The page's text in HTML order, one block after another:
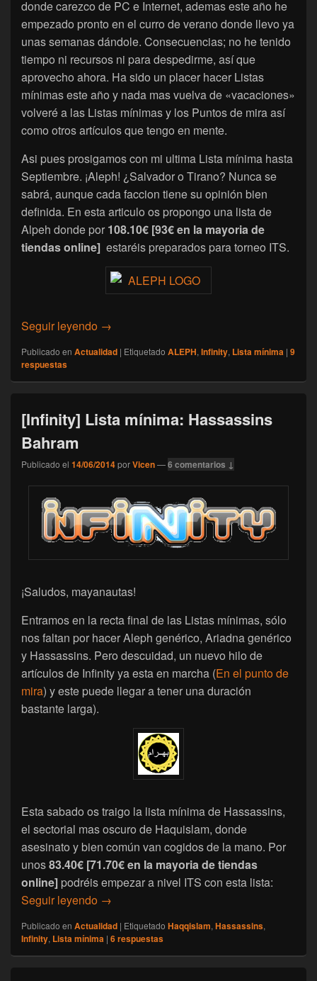
donde carezco de PC e Internet, ademas este año he
empezado pronto en el curro de verano donde llevo ya
unas semanas dándole. Consecuencias; no he tenido
tiempo ni recursos ni para despedirme, así que
aprovecho ahora. Ha sido un placer hacer Listas
mínimas este año y nada mas vuelva de «vacaciones»
volveré a las Listas mínimas y los Puntos de mira así
como otros artículos que tengo en mente.
Asi pues prosigamos con mi ultima Lista mínima hasta
Septiembre. ¡Aleph! ¿Salvador o Tirano? Nunca se
sabrá, aunque cada faccion tiene su opinión bien
definida. En esta articulo os propongo una lista de
Alpeh donde por 108.10€ [93€ en la mayoria de
tiendas online] estaréis preparados para torneo ITS.
Seguir leyendo [Infinity] Lista mínima: Aleph y despedida
→
Publicado en Actualidad | Etiquetado ALEPH, Infinity, Lista mínima | 9
respuestas
[Infinity] Lista mínima: Hassassins
Bahram
Publicado el 14/06/2014porVicen—6 comentarios ↓
¡Saludos, mayanautas!
Entramos en la recta final de las Listas mínimas, sólo
nos faltan por hacer Aleph genérico, Ariadna genérico
y Hassassins. Pero descuidad, un nuevo hilo de
artículos de Infinity ya esta en marcha (En el punto de
mira) y este puede llegar a tener una duración
bastante larga).
Esta sabado os traigo la lista mínima de Hassassins,
el sectorial mas oscuro de Haquislam, donde
asesinato y bien común van cogidos de la mano. Por
unos83.40€ [71.70€ en la mayoria de tiendas
online] podréis empezar a nivel ITS con esta lista:
Seguir leyendo [Infinity] Lista mínima: Hassassins Bahram
→
Publicado en Actualidad | Etiquetado Haqqislam, Hassassins,
Infinity, Lista mínima | 6respuestas